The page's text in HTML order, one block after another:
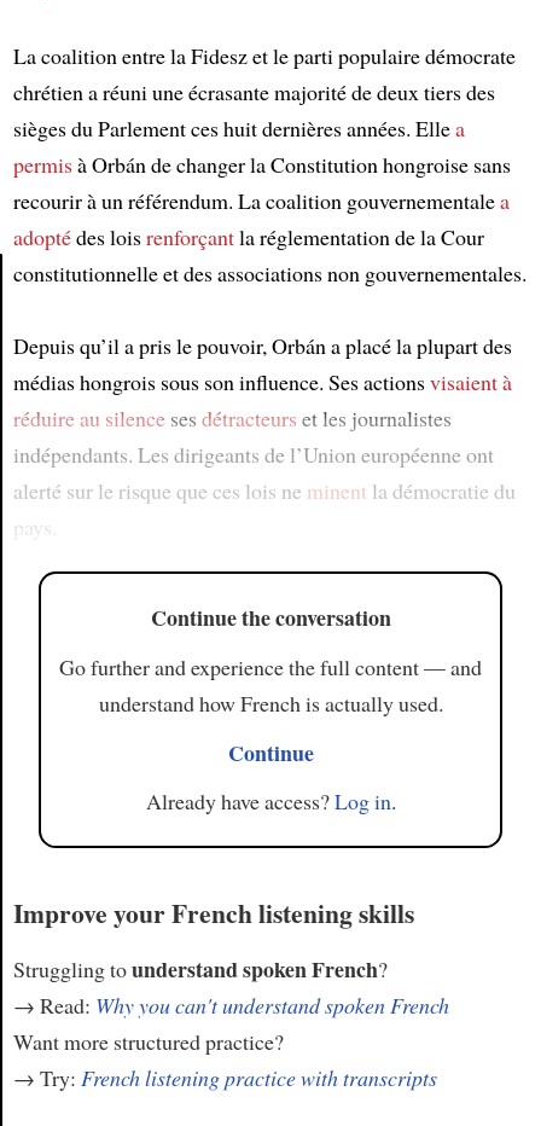
La coalition entre la Fidesz et le parti populaire démocrate
chrétien a réuni une écrasante majorité de deux tiers des
sièges du Parlement ces huit dernières années. Ellea
permisà Orbán de changer la Constitution hongroise sans
recourir à un référendum. La coalition gouvernementalea
adoptédes loisrenforçantla réglementation de la Cour
constitutionnelle et des associations non gouvernementales.
Depuis qu’il a pris le pouvoir, Orbán a placé la plupart des
médias hongrois sous son influence. Ses actionsvisaient à
réduire au silenceses détracteurs et les journalistes
indépendants. Les dirigeants de l’Union européenne ont
alerté sur le risque que ces lois ne minent la démocratie du
pays.
Continue the conversation
Go further and experience the full content — and
understand how French is actually used.
Continue
Already have access?Log in.
Improve your French listening skills
Struggling tounderstand spoken French?
→ Read: Why you can't understand spoken French
Want more structured practice?
→ Try: French listening practice with transcripts